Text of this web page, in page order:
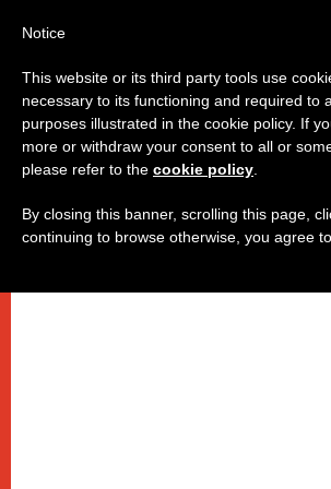
على نيّة الصيادلة ويتحدّث
عن قوّتنا الكبرى
Notice
This website or its third party tools use
necessary to its functioning and required to
purposes illustrated in the cookie policy. If
more or withdraw your consent to all or
please refer to the cookie policy
By closing this banner, scrolling this page,
continuing to browse otherwise, you agree